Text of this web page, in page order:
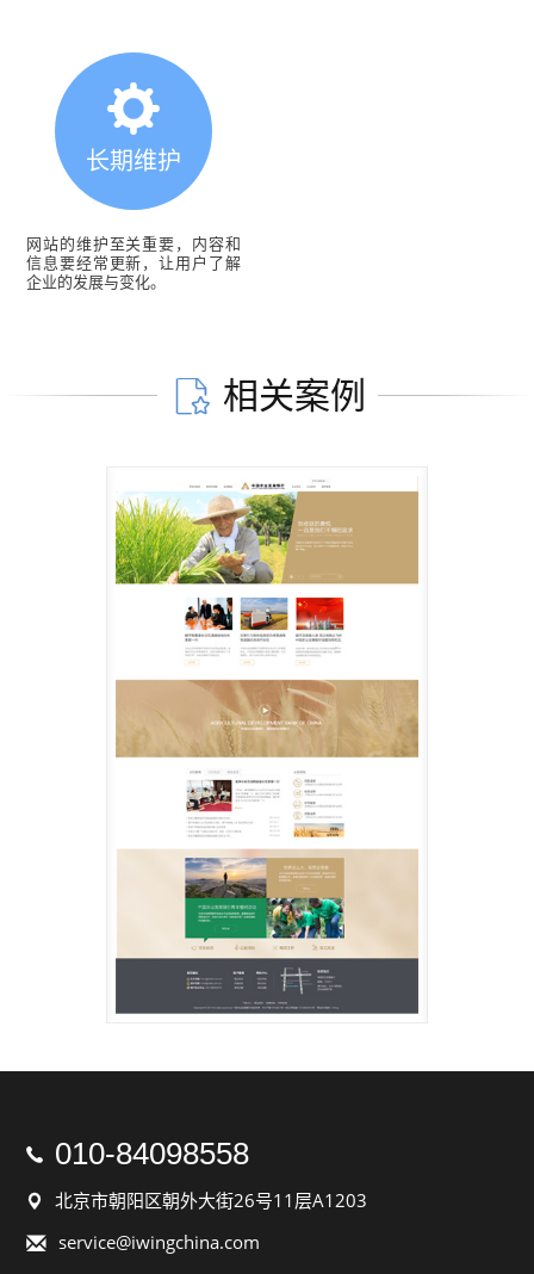
长期维护
网站的维护至关重要，内容和
信息要经常更新，让用户了解
企业的发展与变化。
相关案例
 010-84098558
 北京市朝阳区朝外大街26号11层A1203
 service@iwingchina.com